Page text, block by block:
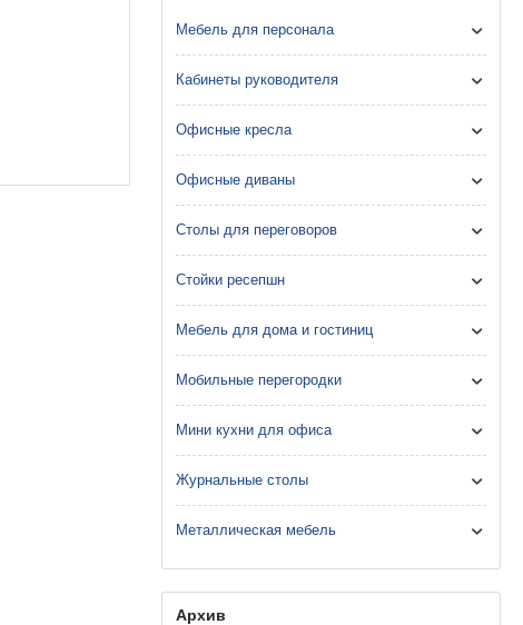
Мебель для персонала
Кабинеты руководителя
Офисные кресла
Офисные диваны
Столы для переговоров
Стойки ресепшн
Мебель для дома и гостиниц
Мобильные перегородки
Мини кухни для офиса
Журнальные столы
Металлическая мебель
Архив